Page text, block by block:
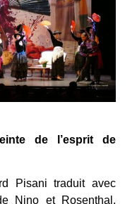
de l’esprit de
Pisani traduit avec
Nino et Rosenthal.